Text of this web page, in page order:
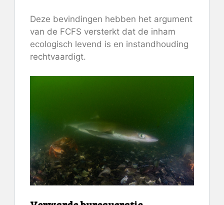
Deze bevindingen hebben het argument
van de FCFS versterkt dat de inham
ecologisch levend is en instandhouding
rechtvaardigt.